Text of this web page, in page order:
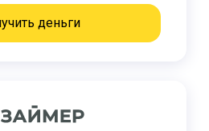
деньги